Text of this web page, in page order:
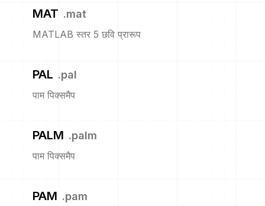
MAT .mat
MATLAB स्तर 5 छवि प्रारूप
PAL .pal
पाम पिक्समैप
PALM .palm
पाम पिक्समैप
PAM .pam